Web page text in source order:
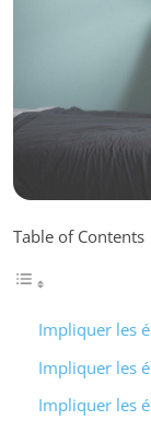
Table of Contents
Impliquer les
Impliquer les
Impliquer les